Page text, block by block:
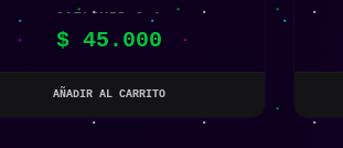
CATLOVER 2×1
$45.000
AÑADIR AL CARRITO